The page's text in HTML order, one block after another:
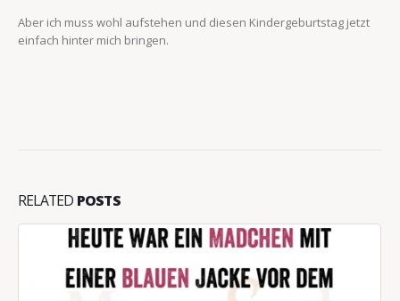
Aber ich muss wohl aufstehen und diesen Kindergeburtstag jetzt
einfach hinter mich bringen.
RELATED POSTS